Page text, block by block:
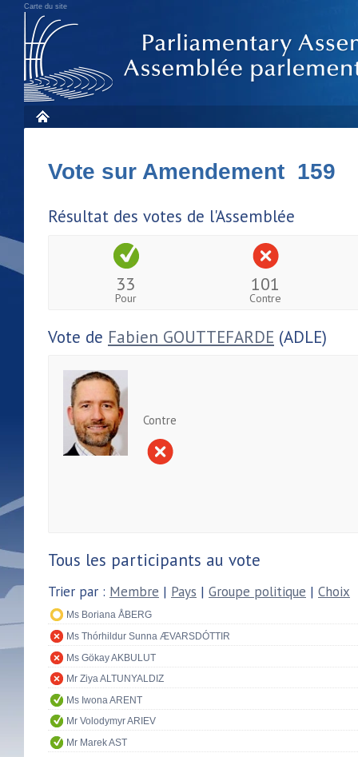
Carte du site
Vote sur Amendement 159
Résultat des votes de l'Assemblée
33
Pour
101
Contre
Vote de Fabien GOUTTEFARDE (ADLE)
Contre
Tous les participants au vote
Trier par : Membre | Pays | Groupe politique | Choix
Ms Boriana ÅBERG
Ms Thórhildur Sunna ÆVARSDÓTTIR
Ms Gökay AKBULUT
Mr Ziya ALTUNYALDIZ
Ms Iwona ARENT
Mr Volodymyr ARIEV
Mr Marek AST